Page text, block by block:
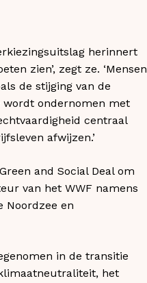
herinnert
zien’, zegt ze. ‘Mensen
de stijging van de
wordt ondernomen met
centraal
afwijzen.’
and Social Deal om
van het WWF namens
Noordzee en
in de transitie
het